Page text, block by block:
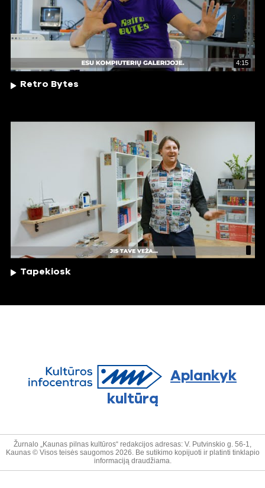
4:15
Retro Bytes
Tapekiosk
Aplankyk
kultūrą
Žurnalo „Kaunas pilnas kultūros“ redakcijos adresas: V. Putvinskio g. 56-1,
Kaunas © Visos teisės saugomos 2026. Be sutikimo kopijuoti ir platinti tinklapio
informaciją draudžiama.